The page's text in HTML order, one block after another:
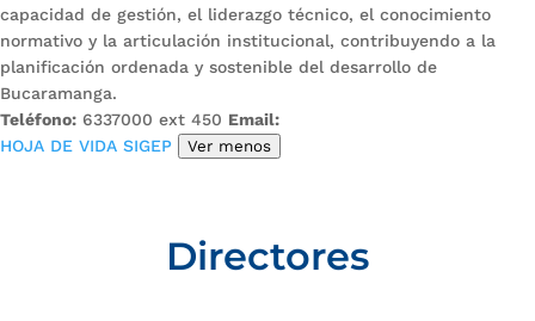
capacidad de gestión, el liderazgo técnico, el conocimiento
normativo y la articulación institucional, contribuyendo a la
planificación ordenada y sostenible del desarrollo de
Bucaramanga.
Teléfono: 6337000 ext 450 Email:
HOJA DE VIDA SIGEP
Ver menos
Directores